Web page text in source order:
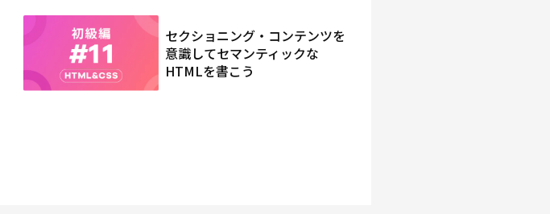
セクショニング・コンテンツを
意識してセマンティックな
HTMLを書こう